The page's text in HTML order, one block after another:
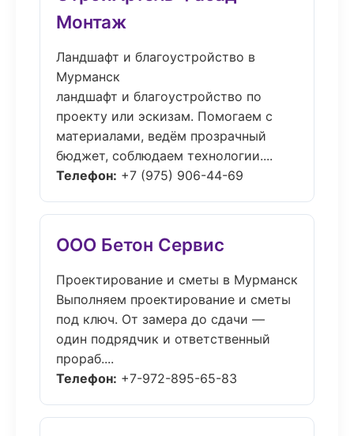
Монтаж
Ландшафт и благоустройство в
Мурманск
ландшафт и благоустройство по
проекту или эскизам. Помогаем с
материалами, ведём прозрачный
бюджет, соблюдаем технологии....
Телефон: +7 (975) 906-44-69
ООО Бетон Сервис
Проектирование и сметы в Мурманск
Выполняем проектирование и сметы
под ключ. От замера до сдачи —
один подрядчик и ответственный
прораб....
Телефон: +7-972-895-65-83